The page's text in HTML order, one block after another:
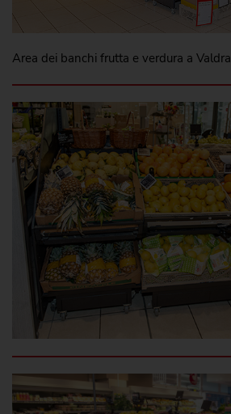
Area dei banchi frutta e verdura a